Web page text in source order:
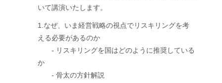
いて講演いたします。
1.なぜ、いま経営戦略の視点でリスキリングを考
える必要があるのか
- リスキリングを国はどのように推奨している
か
- 骨太の方針解説